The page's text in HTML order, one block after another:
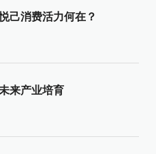
己消费活力何在？
来产业培育